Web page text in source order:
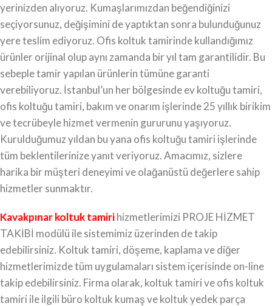
yerinizden alıyoruz. Kumaşlarımızdan beğendiğinizi
seçiyorsunuz, değişimini de yaptıktan sonra bulunduğunuz
yere teslim ediyoruz. Ofis koltuk tamirinde kullandığımız
ürünler orijinal olup aynı zamanda bir yıl tam garantilidir. Bu
sebeple tamir yapılan ürünlerin tümüne garanti
verebiliyoruz. İstanbul’un her bölgesinde ev koltuğu tamiri,
ofis koltuğu tamiri, bakım ve onarım işlerinde 25 yıllık birikim
ve tecrübeyle hizmet vermenin gururunu yaşıyoruz.
Kurulduğumuz yıldan bu yana ofis koltuğu tamiri işlerinde
tüm beklentilerinize yanıt veriyoruz. Amacımız, sizlere
harika bir müşteri deneyimi ve olağanüstü değerlere sahip
hizmetler sunmaktır.
Kavakpınar koltuk tamirihizmetlerimizi PROJE HİZMET
TAKİBİ modülü ile sistemimiz üzerinden de takip
edebilirsiniz. Koltuk tamiri, döşeme, kaplama ve diğer
hizmetlerimizde tüm uygulamaları sistem içerisinde on-line
takip edebilirsiniz. Firma olarak, koltuk tamiri ve ofis koltuk
tamiri ile ilgili büro koltuk kumaş ve koltuk yedek parça